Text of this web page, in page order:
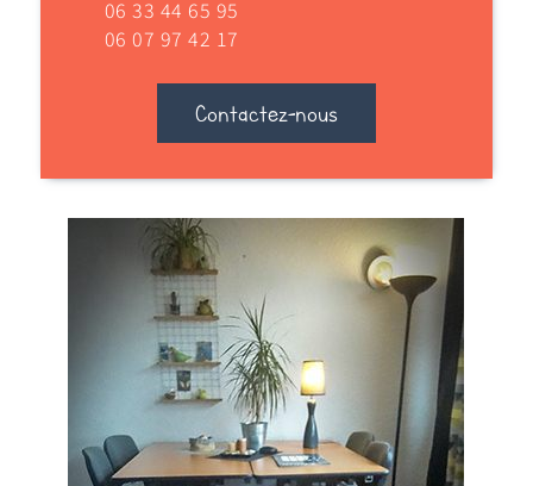
06 33 44 65 95
06 07 97 42 17
Contactez-nous